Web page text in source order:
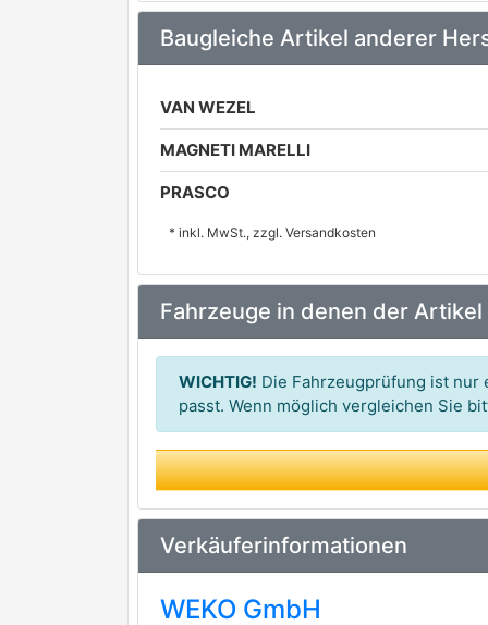
Baugleiche Artikel anderer
VAN WEZEL
MAGNETI MARELLI
PRASCO
* inkl. MwSt., zzgl. Versandkosten
Fahrzeuge in denen der
WICHTIG! Die Fahrzeugprüfung ist nur
passt. Wenn möglich vergleichen Sie
Verkäuferinformationen
WEKO GmbH